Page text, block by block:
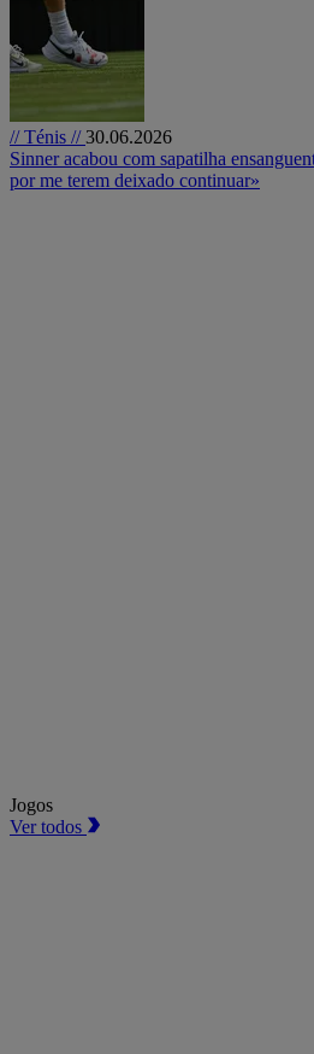
// Ténis //30.06.2026
Sinner acabou com sapatilha
por me terem deixado continuar»
Jogos
Ver todos